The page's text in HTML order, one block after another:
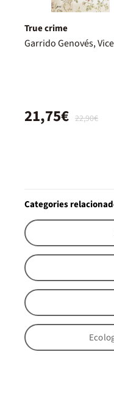
True crime
Garrido Genovés,
22,90€
21,75€
Categories